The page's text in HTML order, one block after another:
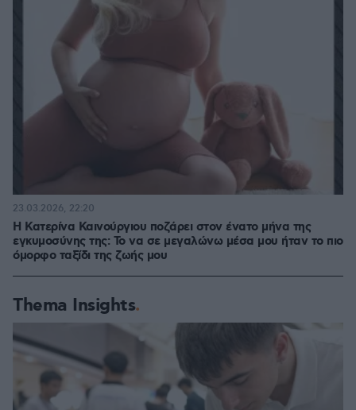
Η Κατερίνα Καινούργιου ποζάρει στον ένατο μήνα της
εγκυμοσύνης της: Το να σε μεγαλώνω μέσα μου ήταν το πιο
όμορφο ταξίδι της ζωής μου
23.03.2026, 22:20
Thema Insights